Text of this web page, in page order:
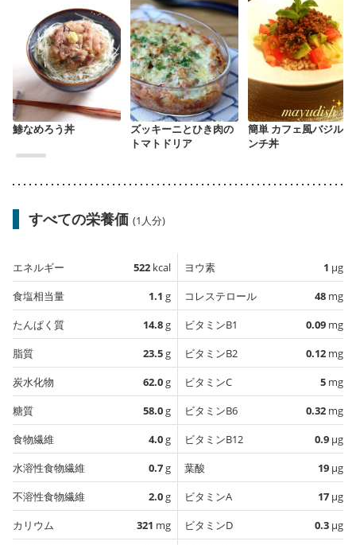
鯵なめろう丼
ズッキーニとひき肉の
トマトドリア
簡単 カフェ風バジルミ
ンチ丼
すべての栄養価 (1人分)
エネルギー 522 kcal
食塩相当量
1.1 g
たんぱく質
14.8g
脂質
23.5g
炭水化物
62.0g
糖質
58.0g
食物繊維
4.0g
水溶性食物繊維
0.7g
不溶性食物繊維
2.0g
カリウム
321 mg
ヨウ素 1 µg
コレステロール
48 mg
ビタミンB1
0.09 mg
ビタミンB2
0.12 mg
ビタミンC
5 mg
ビタミンB6
0.32 mg
ビタミンB12
0.9 µg
葉酸
19 µg
ビタミンA
17 µg
ビタミンD
0.3 µg